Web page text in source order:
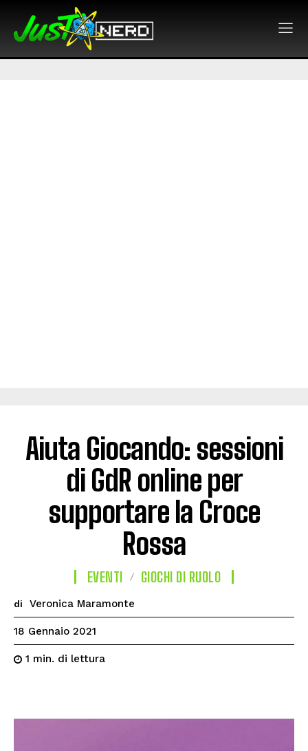
Aiuta Giocando: sessioni
di GdR online per
supportare la Croce
Rossa
EVENTI GIOCHI DI RUOLO
di Veronica Maramonte
18 Gennaio 2021
1 min. di lettura